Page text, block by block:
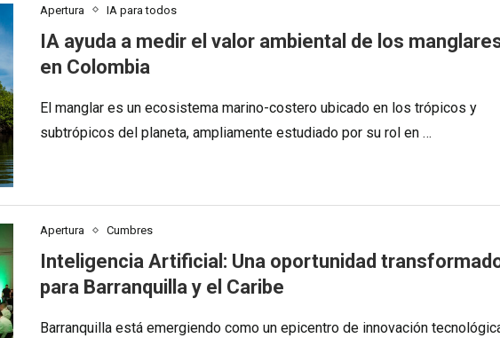
Apertura IA para todos
IA ayuda a medir el valor ambiental de los
en Colombia
El manglar es un ecosistema marino-costero ubicado en los trópicos y
subtrópicos del planeta, ampliamente estudiado por su rol en …
Apertura Cumbres
Inteligencia Artificial: Una oportunidad
para Barranquilla y el Caribe
Barranquilla está emergiendo como un epicentro de innovación